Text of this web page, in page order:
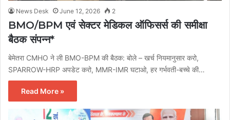
News Desk June 12, 2026 2
BMO/BPM एवं सेक्टर मेडिकल ऑफिसर्स की समीक्षा
बैठक संपन्न*
बेमेतरा CMHO ने ली BMO-BPM की बैठक: बोले – खर्च नियमानुसार करो,
SPARROW-HRP अपडेट करो, MMR-IMR घटाओ, हर गर्भवती-बच्चे की…
Read More »